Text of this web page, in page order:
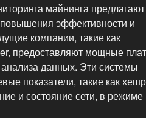
майнинга предлагают
эффективности и
компании, такие как
предоставляют мощные
данных. Эти системы
показатели, такие как
и состояние сети, в режиме